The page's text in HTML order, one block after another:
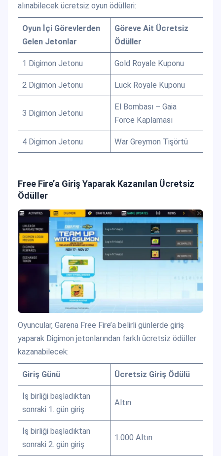
alınabilecek ücretsiz oyun ödülleri:
Oyun İçi Görevlerden
Gelen Jetonlar
Göreve Ait Ücretsiz
Ödüller
1 Digimon Jetonu Gold Royale Kuponu
2 Digimon Jetonu Luck Royale Kuponu
3 Digimon Jetonu
El Bombası – Gaia
Force Kaplaması
4 Digimon Jetonu War Greymon Tişörtü
Free Fire’a Giriş Yaparak Kazanılan Ücretsiz
Ödüller
Oyuncular, Garena Free Fire’a belirli günlerde giriş
yaparak Digimon jetonlarından farklı ücretsiz ödüller
kazanabilecek:
Giriş Günü Ücretsiz Giriş Ödülü
İş birliği başladıktan
sonraki 1. gün giriş
Altın
İş birliği başladıktan
sonraki 2. gün giriş
1.000 Altın